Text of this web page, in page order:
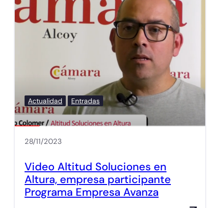
Actualidad Entradas
28/11/2023
Video Altitud Soluciones en
Altura, empresa participante
Programa Empresa Avanza